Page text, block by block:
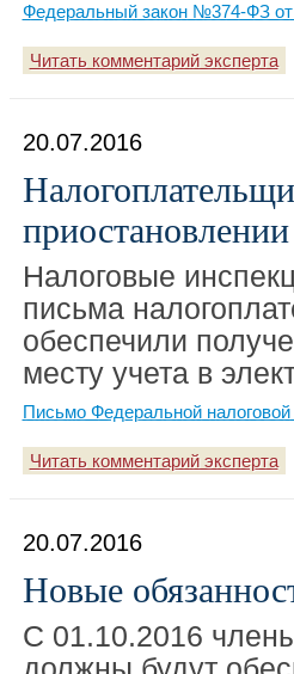
Федеральный закон №374-ФЗ от
Читать комментарий эксперта
20.07.2016
Налоговые
письма
обеспечили
месту учета в
Письмо Федеральной
Читать комментарий эксперта
20.07.2016
Новые
С 01.10.2016